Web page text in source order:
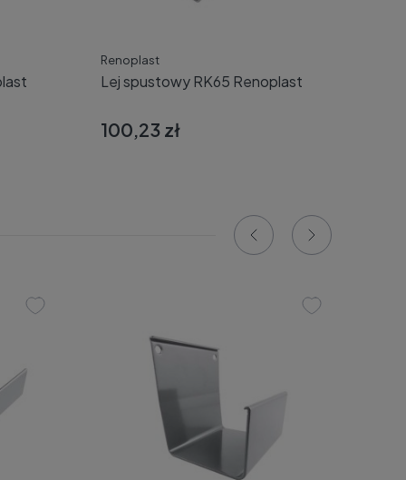
Renoplast
Lej spustowy RK65 Renoplast
100,23 zł